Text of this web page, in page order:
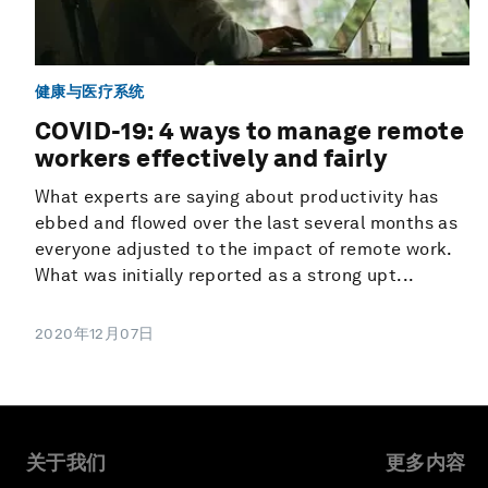
健康与医疗系统
COVID-19: 4 ways to manage remote
workers effectively and fairly
What experts are saying about productivity has
ebbed and flowed over the last several months as
everyone adjusted to the impact of remote work.
What was initially reported as a strong upt...
2020年12月07日
关于我们 更多内容